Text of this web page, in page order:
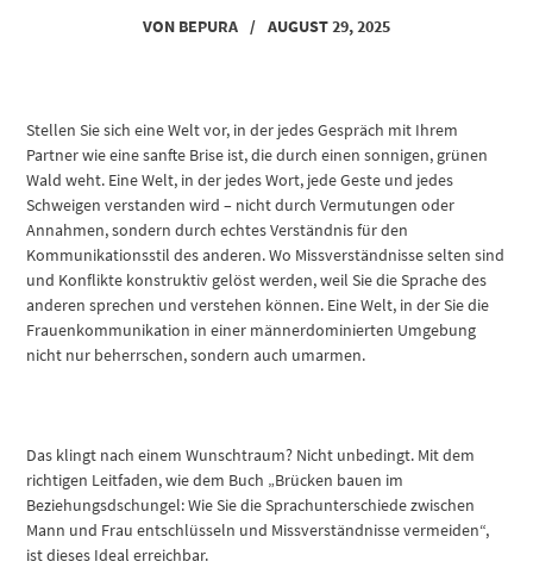
VON BEPURA / AUGUST 29, 2025
Stellen Sie sich eine Welt vor, in der jedes Gespräch mit Ihrem
Partner wie eine sanfte Brise ist, die durch einen sonnigen, grünen
Wald weht. Eine Welt, in der jedes Wort, jede Geste und jedes
Schweigen verstanden wird – nicht durch Vermutungen oder
Annahmen, sondern durch echtes Verständnis für den
Kommunikationsstil des anderen. Wo Missverständnisse selten sind
und Konflikte konstruktiv gelöst werden, weil Sie die Sprache des
anderen sprechen und verstehen können. Eine Welt, in der Sie die
Frauenkommunikation in einer männerdominierten Umgebung
nicht nur beherrschen, sondern auch umarmen.
Das klingt nach einem Wunschtraum? Nicht unbedingt. Mit dem
richtigen Leitfaden, wie dem Buch „Brücken bauen im
Beziehungsdschungel: Wie Sie die Sprachunterschiede zwischen
Mann und Frau entschlüsseln und Missverständnisse vermeiden“,
ist dieses Ideal erreichbar.